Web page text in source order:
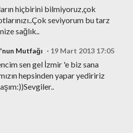
hiçbirini bilmiyoruz,çok
seviyorum bu tarz
sağlık..
Mutfağı 19 Mart 2013 17:05
sen gel İzmir 'e biz sana
hepsinden yapar yediririz